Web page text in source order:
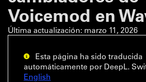
Voicemod en
Última actualización: marzo 11, 2026
Esta página ha sido traducida
automáticamente por DeepL.
English